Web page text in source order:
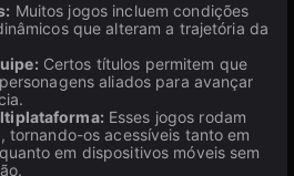
Muitos jogos incluem condições
que alteram a trajetória da
Certos títulos permitem que
aliados para avançar
Esses jogos rodam
tornando-os acessíveis tanto em
em dispositivos móveis sem